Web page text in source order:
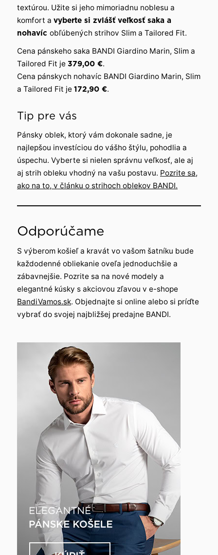
textúrou. Užite si jeho mimoriadnu noblesu a
komfort a vyberte si zvlášť veľkosť saka a
nohavíc obľúbených strihov Slim a Tailored Fit.
Cena pánskeho saka BANDI Giardino Marin, Slim a
Tailored Fit je 379,00 €.
Cena pánskych nohavíc BANDI Giardino Marin, Slim
a Tailored Fit je 172,90 €.
Tip pre vás
Pánsky oblek, ktorý vám dokonale sadne, je
najlepšou investíciou do vášho štýlu, pohodlia a
úspechu. Vyberte si nielen správnu veľkosť, ale aj
aj strih obleku vhodný na vašu postavu. Pozrite sa,
ako na to, v článku o strihoch oblekov BANDI.
Odporúčame
S výberom košieľ a kravát vo vašom šatníku bude
každodenné obliekanie oveľa jednoduchšie a
zábavnejšie. Pozrite sa na nové modely a
elegantné kúsky s akciovou zľavou v e-shope
BandiVamos.sk. Objednajte si online alebo si príďte
vybrať do svojej najbližšej predajne BANDI.